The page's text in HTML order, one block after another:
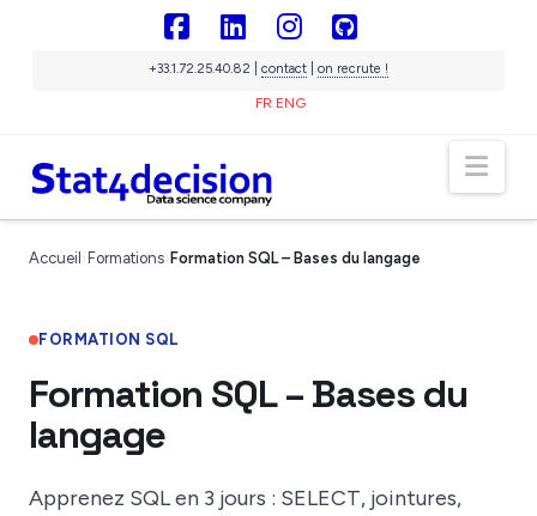
FacebookLinkedInInstagram
+33.1.72.25.40.82 | contact| on recrute !
FR ENG
Accueil› Formations›Formation SQL – Bases du langage
FORMATION SQL
Formation SQL – Bases du
langage
Apprenez SQL en 3 jours : SELECT, jointures,
Panneau de gestion des cookies